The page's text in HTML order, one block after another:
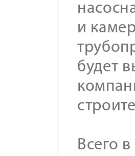
и
будет
Всего